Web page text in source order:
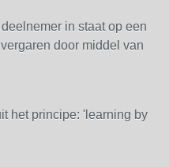
in staat op een
door middel van
het principe: 'learning by